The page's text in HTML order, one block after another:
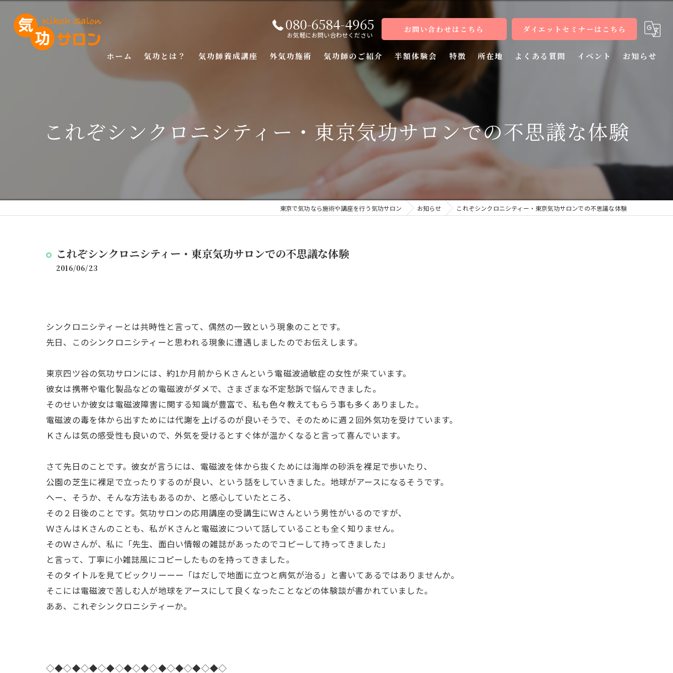
080-6584-4965
お気軽にお問い合わせください
お問い合わせはこちら ダイエットセミナーはこちら
ホーム 気功とは？ 気功師養成講座
応用講座
外気功施術 気功師のご紹介 半額体験会 特徴
病気
所在地 よくある質問 イベント お知らせ
これぞシンクロニシティー・東京気功サロンでの不思議な体験
東京で気功なら施術や講座を行う気功サロン お知らせ これぞシンクロニシティー・東京気功サロンでの不思議な体験
これぞシンクロニシティー・東京気功サロンでの不思議な体験
2016/06/23
シンクロニシティーとは共時性と言って、偶然の一致という現象のことです。
先日、このシンクロニシティーと思われる現象に遭遇しましたのでお伝えします。
東京四ツ谷の気功サロンには、約1か月前からＫさんという電磁波過敏症の女性が来ています。
彼女は携帯や電化製品などの電磁波がダメで、さまざまな不定愁訴で悩んできました。
そのせいか彼女は電磁波障害に関する知識が豊富で、私も色々教えてもらう事も多くありました。
電磁波の毒を体から出すためには代謝を上げるのが良いそうで、そのために週２回外気功を受けています。
Ｋさんは気の感受性も良いので、外気を受けるとすぐ体が温かくなると言って喜んでいます。
さて先日のことです。彼女が言うには、電磁波を体から抜くためには海岸の砂浜を裸足で歩いたり、
公園の芝生に裸足で立ったりするのが良い、という話をしていきました。地球がアースになるそうです。
へー、そうか、そんな方法もあるのか、と感心していたところ、
その２日後のことです。気功サロンの応用講座の受講生にＷさんという男性がいるのですが、
ＷさんはＫさんのことも、私がＫさんと電磁波について話していることも全く知りません。
そのＷさんが、私に「先生、面白い情報の雑誌があったのでコピーして持ってきました」
と言って、丁寧に小雑誌風にコピーしたものを持ってきました。
そのタイトルを見てビックリーーー「はだしで地面に立つと病気が治る」と書いてあるではありませんか。
そこには電磁波で苦しむ人が地球をアースにして良くなったことなどの体験談が書かれていました。
ああ、これぞシンクロニシティーか。
◇◆◇◆◇◆◇◆◇◆◇◆◇◆◇◆◇◆◇◆◇